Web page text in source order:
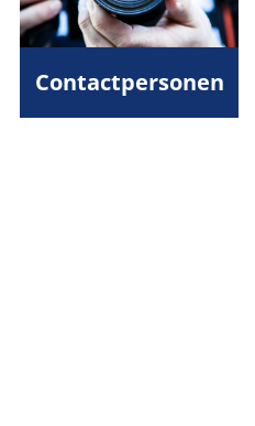
Contactpersonen